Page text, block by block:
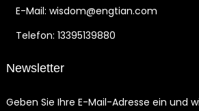
E-Mail: wisdom@engtian.com
Telefon: 13395139880
Newsletter
Geben Sie Ihre E-Mail-Adresse ein und